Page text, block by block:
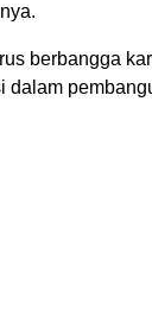
berbangga
dalam